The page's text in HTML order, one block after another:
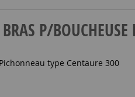
P/BOUCHEUSE
type Centaure 300